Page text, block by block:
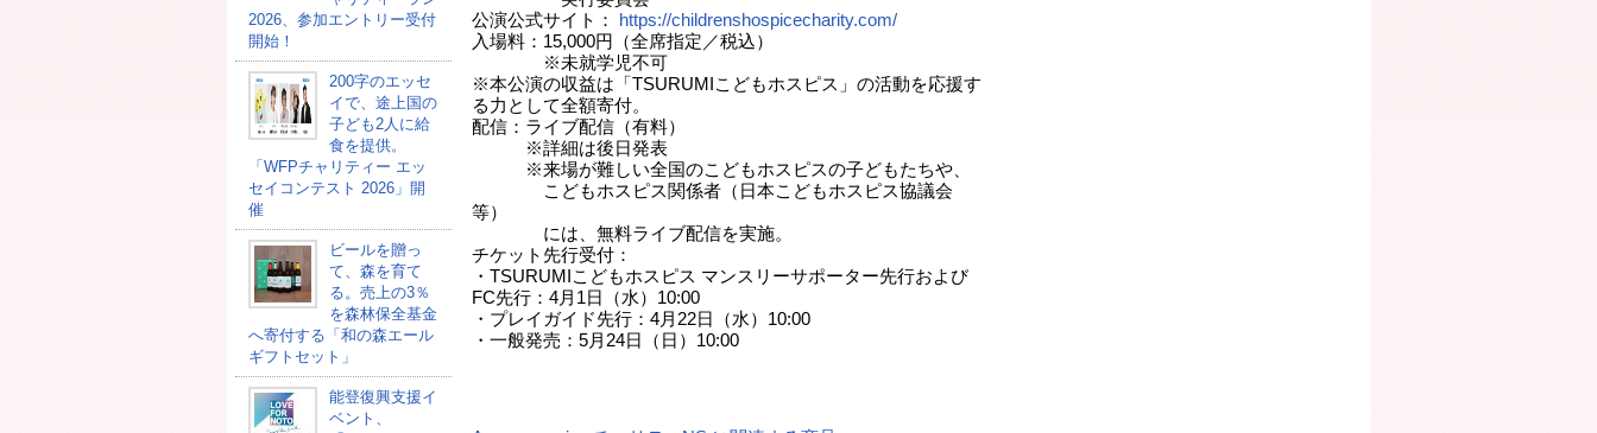
2026、参加エントリー受付
開始！
200字のエッセ
イで、途上国の
子ども2人に給
食を提供。
「WFPチャリティー エッ
セイコンテスト 2026」開
催
ビールを贈っ
て、森を育て
る。売上の3％
を森林保全基金
へ寄付する「和の森エール
ギフトセット」
能登復興支援イ
ベント、
公演公式サイト：
https://childrenshospicecharity.com/
入場料：15,000円（全席指定／税込）
※未就学児不可
※本公演の収益は「TSURUMIこどもホスピス」の活動を応援す
る力として全額寄付。
配信：ライブ配信（有料）
※詳細は後日発表
※来場が難しい全国のこどもホスピスの子どもたちや、
こどもホスピス関係者（日本こどもホスピス協議会
等）
には、無料ライブ配信を実施。
チケット先行受付：
・TSURUMIこどもホスピス マンスリーサポーター先行および
FC先行：4月1日（水）10:00
・プレイガイド先行：4月22日（水）10:00
・一般発売：5月24日（日）10:00